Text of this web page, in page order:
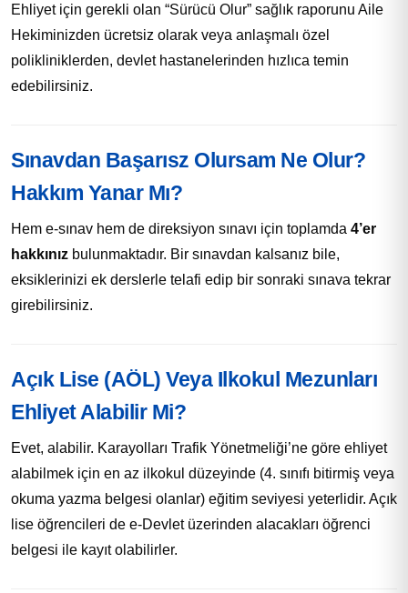
Ehliyet için gerekli olan “Sürücü Olur” sağlık raporunu Aile
Hekiminizden ücretsiz olarak veya anlaşmalı özel
polikliniklerden, devlet hastanelerinden hızlıca temin
edebilirsiniz.
Sınavdan Başarısz Olursam Ne Olur?
Hakkım Yanar Mı?
Hem e-sınav hem de direksiyon sınavı için toplamda 4’er
hakkınız bulunmaktadır. Bir sınavdan kalsanız bile,
eksiklerinizi ek derslerle telafi edip bir sonraki sınava tekrar
girebilirsiniz.
Açık Lise (AÖL) Veya Ilkokul Mezunları
Ehliyet Alabilir Mi?
Evet, alabilir. Karayolları Trafik Yönetmeliği’ne göre ehliyet
alabilmek için en az ilkokul düzeyinde (4. sınıfı bitirmiş veya
okuma yazma belgesi olanlar) eğitim seviyesi yeterlidir. Açık
lise öğrencileri de e-Devlet üzerinden alacakları öğrenci
belgesi ile kayıt olabilirler.